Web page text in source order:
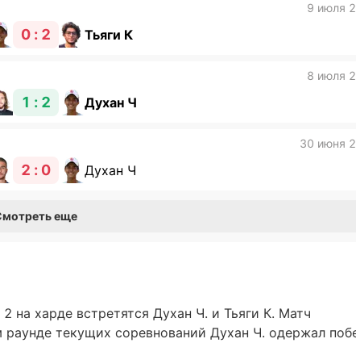
9 июля
0 : 2 Тьяги К
8 июля
1 : 2 Духан Ч
30 июня
2 : 0 Духан Ч
еще
на харде встретятся Духан Ч. и Тьяги К. Матч
текущих соревнований Духан Ч. одержал